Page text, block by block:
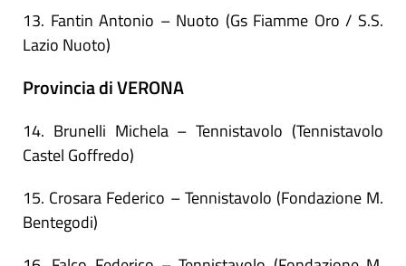
13. Fantin Antonio – Nuoto (Gs Fiamme Oro / S.S.
Lazio Nuoto)
Provincia di VERONA
14. Brunelli Michela – Tennistavolo (Tennistavolo
Castel Goffredo)
15. Crosara Federico – Tennistavolo (Fondazione M.
Bentegodi)